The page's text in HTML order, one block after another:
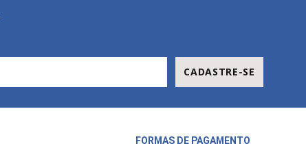
CADASTRE-SE
FORMAS DE PAGAMENTO